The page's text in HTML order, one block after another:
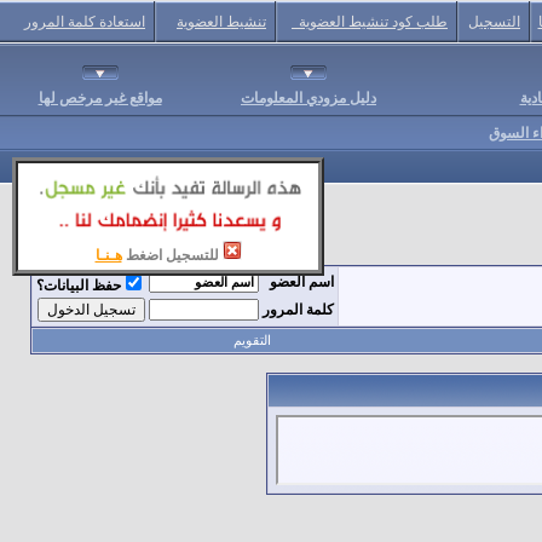
للتسجيل اضغط هـنـا
التسجيل طلب كود تنشيط العضوية تنشيط العضوية استعادة كلمة المرور
دليل مزودي المعلومات مواقع غير مرخص لها
السوق
اسم العضو
حفظ البيانات؟
كلمة المرور
التقويم